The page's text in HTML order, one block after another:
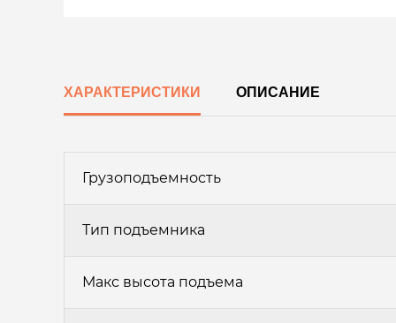
ХАРАКТЕРИСТИКИ ОПИСАНИЕ
Грузоподъемность
Тип подъемника
Макс высота подъема